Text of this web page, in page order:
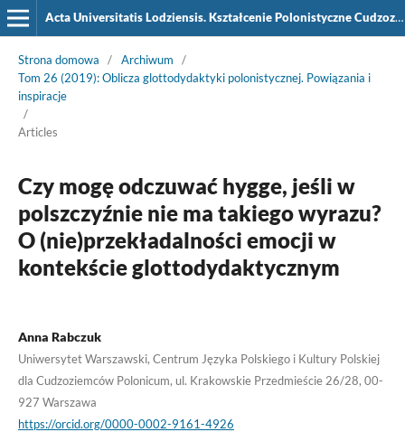
Acta Universitatis Lodziensis. Kształcenie Polonistyczne Cudzoziemców
Strona domowa / Archiwum
/
Tom 26 (2019): Oblicza glottodydaktyki polonistycznej. Powiązania i
inspiracje
/
Articles
Czy mogę odczuwać hygge, jeśli w
polszczyźnie nie ma takiego wyrazu?
O (nie)przekładalności emocji w
kontekście glottodydaktycznym
Anna Rabczuk
Uniwersytet Warszawski, Centrum Języka Polskiego i Kultury Polskiej
dla Cudzoziemców Polonicum, ul. Krakowskie Przedmieście 26/28, 00-
927 Warszawa
https://orcid.org/0000-0002-9161-4926